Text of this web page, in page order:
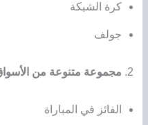
كرة الشبكة
جولف
مجموعة متنوعة من
الفائز في المباراة